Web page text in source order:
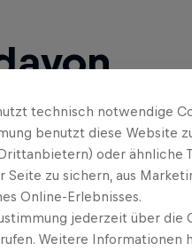
Esport News. Verbessere
technisch notwendige
benutzt diese Website
oder ähnliche
Seite zu sichern, aus
Online-Erlebnisses.
jederzeit über die
Weitere Informationen